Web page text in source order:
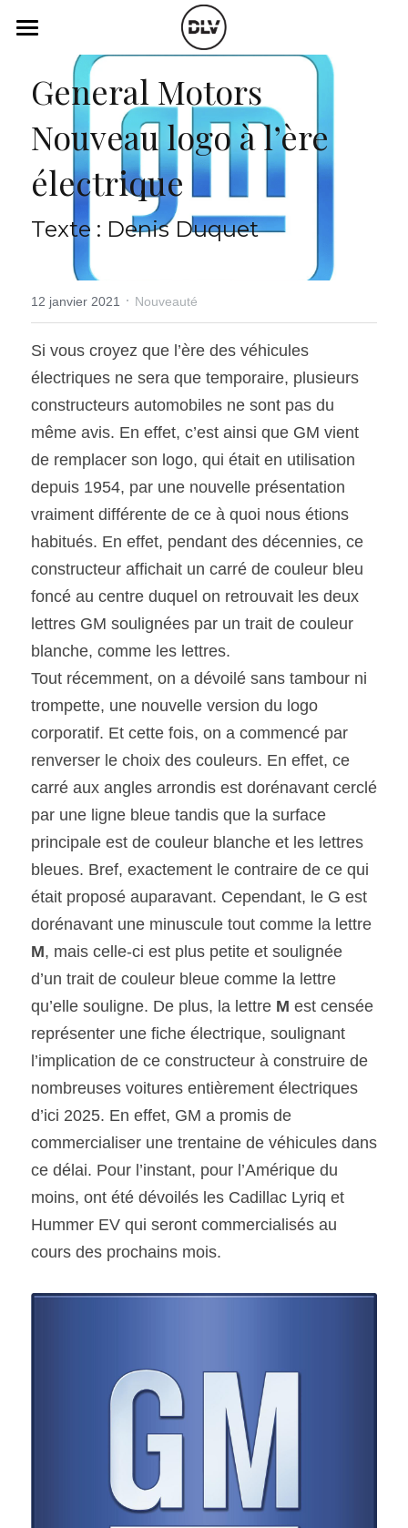
Catégories
Actualité Auto
Électrique
Histoire de chars
Art Automobile
Essais Routier
Vidéo
Podcast
Radio FM
Télé RDS
Simulateur
Rechercher
SOUMISSION RAPIDE
ASSURANCE
General Motors
Nouveau logo à l’ère
électrique
Texte : Denis Duquet
12 janvier 2021 · Nouveauté
Si vous croyez que l’ère des véhicules
électriques ne sera que temporaire, plusieurs
constructeurs automobiles ne sont pas du
même avis. En effet, c’est ainsi que GM vient
de remplacer son logo, qui était en utilisation
depuis 1954, par une nouvelle présentation
vraiment différente de ce à quoi nous étions
habitués. En effet, pendant des décennies, ce
constructeur affichait un carré de couleur bleu
foncé au centre duquel on retrouvait les deux
lettres GM soulignées par un trait de couleur
blanche, comme les lettres.
Tout récemment, on a dévoilé sans tambour ni
trompette, une nouvelle version du logo
corporatif. Et cette fois, on a commencé par
renverser le choix des couleurs. En effet, ce
carré aux angles arrondis est dorénavant cerclé
par une ligne bleue tandis que la surface
principale est de couleur blanche et les lettres
bleues. Bref, exactement le contraire de ce qui
était proposé auparavant. Cependant, le G est
dorénavant une minuscule tout comme la lettre
M, mais celle-ci est plus petite et soulignée
d’un trait de couleur bleue comme la lettre
qu’elle souligne. De plus, la lettre M est censée
représenter une fiche électrique, soulignant
l’implication de ce constructeur à construire de
nombreuses voitures entièrement électriques
d’ici 2025. En effet, GM a promis de
commercialiser une trentaine de véhicules dans
ce délai. Pour l’instant, pour l’Amérique du
moins, ont été dévoilés les Cadillac Lyriq et
Hummer EV qui seront commercialisés au
cours des prochains mois.
LES CATÉGORIES DE LA BOUTIQUE
Toutes les catégories